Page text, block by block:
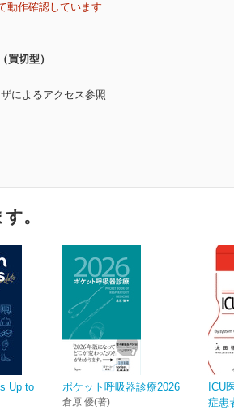
動作確認しています
買切型）
によるアクセス参照
。
Up to
ポケット呼吸器診療2026
倉原 優(著)
ICU
症患